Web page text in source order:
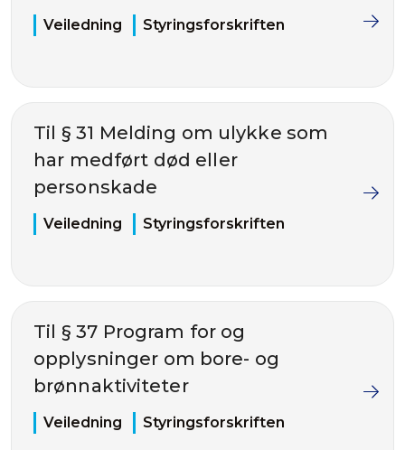
Veiledning Styringsforskriften
Til § 31 Melding om ulykke som
har medført død eller
personskade
Veiledning Styringsforskriften
Til § 37 Program for og
opplysninger om bore- og
brønnaktiviteter
Veiledning Styringsforskriften